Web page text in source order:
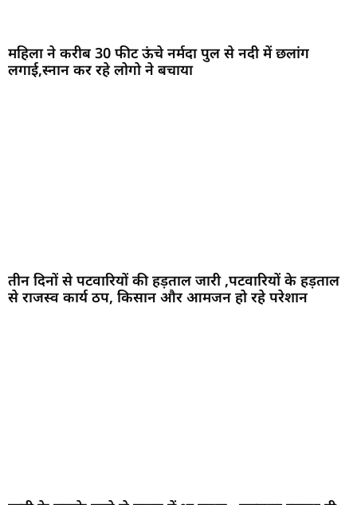
महिला ने करीब 30 फीट ऊंचे नर्मदा पुल से नदी में छलांग
लगाई,स्नान कर रहे लोगो ने बचाया
तीन दिनों से पटवारियों की हड़ताल जारी ,पटवारियों के हड़ताल
से राजस्व कार्य ठप, किसान और आमजन हो रहे परेशान